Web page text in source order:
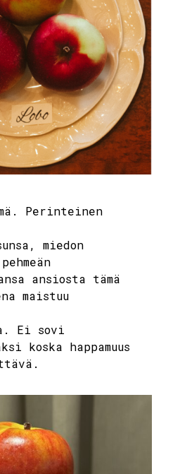
Perinteinen
miedon
ansiosta tämä
maistuu
Ei sovi
koska happamuus